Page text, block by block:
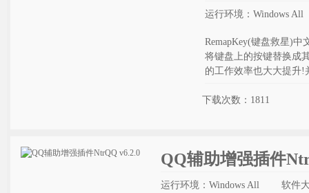
运行环境：Windows All
RemapKey(键盘救星)
将键盘上的按键替换成
的工作效率也大大提升!
下载次数：1811
QQ辅助增强插件
运行环境：Windows All 软件